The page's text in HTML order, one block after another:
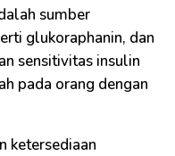
sumber
glukoraphanin, dan
sensitivitas insulin
pada orang dengan
ketersediaan